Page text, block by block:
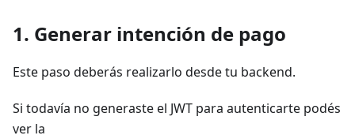
1. Generar intención de pago
Este paso deberás realizarlo desde tu backend.
Si todavía no generaste el JWT para autenticarte podés
ver la